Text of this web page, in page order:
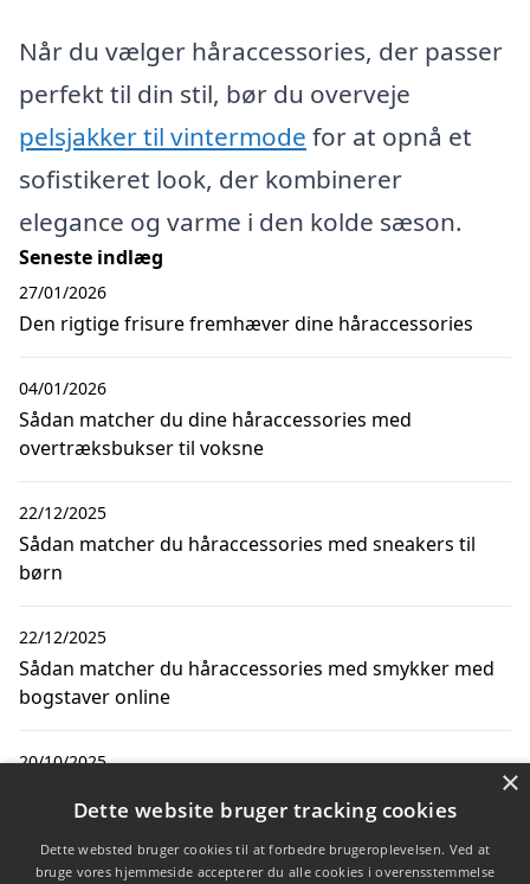
Når du vælger håraccessories, der passer
perfekt til din stil, bør du overveje
pelsjakker til vintermode for at opnå et
sofistikeret look, der kombinerer
elegance og varme i den kolde sæson.
Seneste indlæg
Den rigtige frisure fremhæver dine håraccessories
27/01/2026
Sådan matcher du dine håraccessories med
overtræksbukser til voksne
04/01/2026
Sådan matcher du håraccessories med sneakers til
børn
22/12/2025
Sådan matcher du håraccessories med smykker med
bogstaver online
22/12/2025
vintermode
20/10/2025
×
Dette website bruger tracking cookies
Dette websted bruger cookies til at forbedre brugeroplevelsen. Ved at
bruge vores hjemmeside accepterer du alle cookies i overensstemmelse